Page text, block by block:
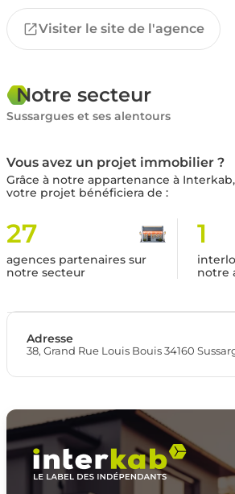
Visiter le site de l'agence
Notre secteur
Sussargues et ses alentours
Vous avez un projet immobilier ?
Grâce à notre appartenance à Interkab,
votre projet bénéficiera de :
27
agences partenaires sur
notre secteur
1
notre
Adresse
38, Grand Rue Louis Bouis 34160